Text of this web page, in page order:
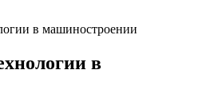
в машиностроении
в